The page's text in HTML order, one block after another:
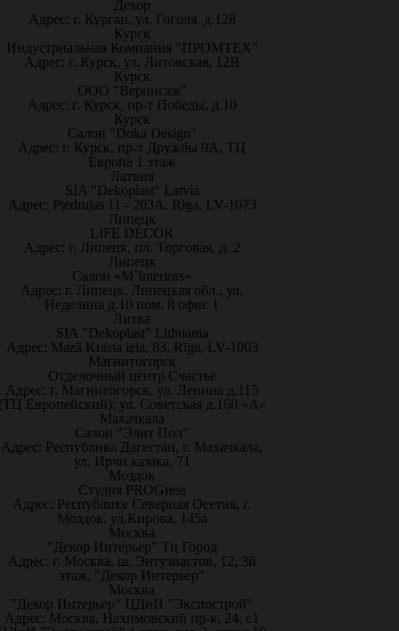
Декор
Адрес: г. Курган, ул. Гоголя, д.128
Курск
Индустриальная Компания "ПРОМТЕХ"
Адрес: г. Курск, ул. Литовская, 12В
Курск
ООО "Вернисаж"
Адрес: г. Курск, пр-т Победы, д.10
Курск
Салон "Doka Design"
Адрес: г. Курск, пр-т Дружбы 9А, ТЦ
Европа 1 этаж
Латвия
SIA "Dekoplast" Latvia
Адрес: Piedrujas 11 - 203A, Riga, LV-1073
Липецк
LIFE DÉCOR
Адрес: г. Липецк, пл. Торговая, д. 2
Липецк
Салон «M`Interiors»
Адрес: г. Липецк, Липецкая обл., ул.
Неделина д.10 пом. 8 офис 1
Литва
SIA "Dekoplast" Lithuania
Адрес: Mazā Krasta iela, 83, Rīga, LV-1003
Магнитогорск
Отделочный центр Счастье
Адрес: г. Магнитогорск, ул. Ленина д.115
Европейский); ул. Советская д.160 «А»
Махачкала
Салон "Элит Пол"
Адрес: Республика Дагестан, г. Махачкала,
ул. Ирчи казака, 71
Моздок
Студия PROGress
Адрес: Республике Северная Осетия, г.
Моздок, ул.Кирова, 145а
Москва
"Декор Интерьер" Тц Город
Адрес: г. Москва, ш. Энтузиастов, 12, 3й
этаж, "Декор Интерьер"
Москва
"Декор Интерьер" ЦДиИ "Экспострой"
Адрес: Москва, Нахимовский пр-к, 24, с1